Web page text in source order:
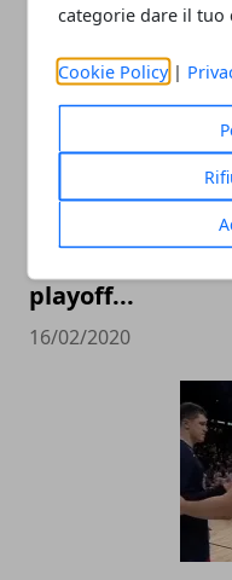
categorie dare il tuo
Cookie Policy |
Top 16 Eurolega
playoff...
16/02/2020